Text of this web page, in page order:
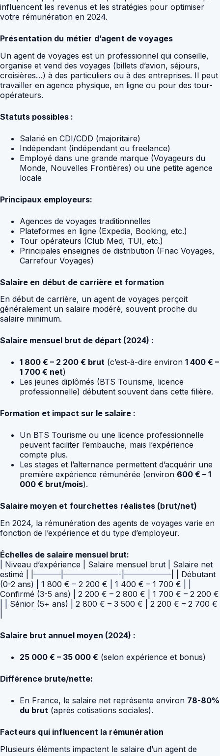
influencent les revenus et les stratégies pour optimiser
votre rémunération en 2024.
Présentation du métier d’agent de voyages
Un agent de voyages est un professionnel qui conseille,
organise et vend des voyages (billets d’avion, séjours,
croisières…) à des particuliers ou à des entreprises. Il peut
travailler en agence physique, en ligne ou pour des tour-
opérateurs.
Statuts possibles :
Salarié en CDI/CDD (majoritaire)
Indépendant (indépendant ou freelance)
Employé dans une grande marque (Voyageurs du
Monde, Nouvelles Frontières) ou une petite agence
locale
Principaux employeurs:
Agences de voyages traditionnelles
Plateformes en ligne (Expedia, Booking, etc.)
Tour opérateurs (Club Med, TUI, etc.)
Principales enseignes de distribution (Fnac Voyages,
Carrefour Voyages)
Salaire en début de carrière et formation
En début de carrière, un agent de voyages perçoit
généralement un salaire modéré, souvent proche du
salaire minimum.
Salaire mensuel brut de départ (2024) :
1 800 € – 2 200 € brut (c’est-à-dire environ 1 400 € –
1 700 € net)
Les jeunes diplômés (BTS Tourisme, licence
professionnelle) débutent souvent dans cette filière.
Formation et impact sur le salaire :
Un BTS Tourisme ou une licence professionnelle
peuvent faciliter l’embauche, mais l’expérience
compte plus.
Les stages et l’alternance permettent d’acquérir une
première expérience rémunérée (environ 600 € – 1
000 € brut/mois).
Salaire moyen et fourchettes réalistes (brut/net)
En 2024, la rémunération des agents de voyages varie en
fonction de l’expérience et du type d’employeur.
Échelles de salaire mensuel brut:
| Niveau d’expérience | Salaire mensuel brut | Salaire net
estimé | |———–|———————-|——————| | Débutant
(0-2 ans) | 1 800 € – 2 200 € | 1 400 € – 1 700 € | |
Confirmé (3-5 ans) | 2 200 € – 2 800 € | 1 700 € – 2 200 €
| | Sénior (5+ ans) | 2 800 € – 3 500 € | 2 200 € – 2 700 €
Salaire brut annuel moyen (2024) :
25 000 € – 35 000 € (selon expérience et bonus)
Différence brute/nette:
En France, le salaire net représente environ 78-80%
du brut (après cotisations sociales).
Facteurs qui influencent la rémunération
Plusieurs éléments impactent le salaire d’un agent de